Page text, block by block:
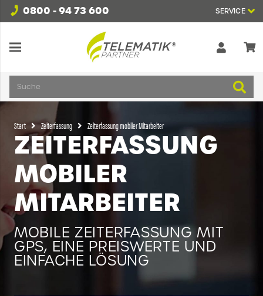
0800 - 94 73 600 SERVICE
Suche
Start Zeiterfassung Zeiterfassung mobiler Mitarbeiter
ZEITERFASSUNG
MOBILER
MITARBEITER
MOBILE ZEITERFASSUNG MIT
GPS, EINE PREISWERTE UND
EINFACHE LÖSUNG